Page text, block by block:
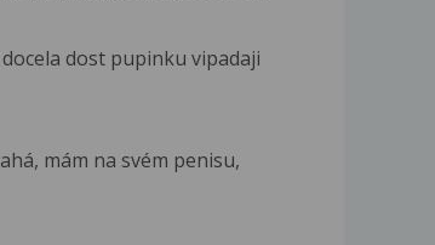
dost pupinku vipadaji
mám na svém penisu,